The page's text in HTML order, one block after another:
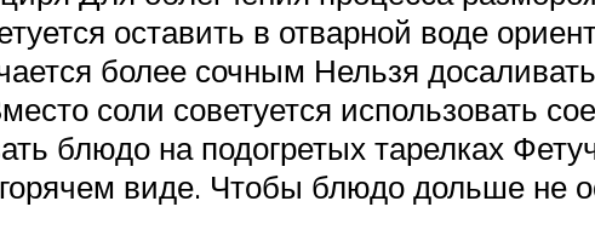
оставить в отварной воде
более сочным Нельзя
соли советуется использовать
блюдо на подогретых тарелках
виде. Чтобы блюдо дольше не